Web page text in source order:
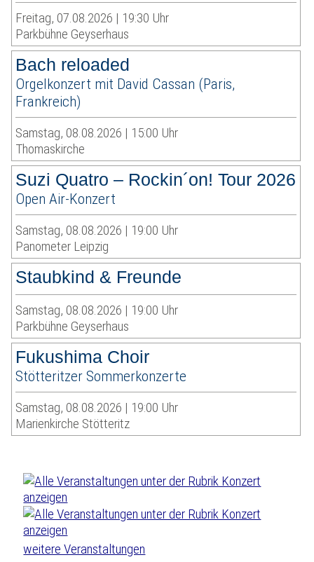
Freitag, 07.08.2026 | 19:30 Uhr
Parkbühne Geyserhaus
Bach reloaded
Orgelkonzert mit David Cassan (Paris,
Frankreich)
Samstag, 08.08.2026 | 15:00 Uhr
Thomaskirche
Suzi Quatro – Rockin´on! Tour 2026
Open Air-Konzert
Samstag, 08.08.2026 | 19:00 Uhr
Panometer Leipzig
Staubkind & Freunde
Samstag, 08.08.2026 | 19:00 Uhr
Parkbühne Geyserhaus
Fukushima Choir
Stötteritzer Sommerkonzerte
Samstag, 08.08.2026 | 19:00 Uhr
Marienkirche Stötteritz
weitere Veranstaltungen